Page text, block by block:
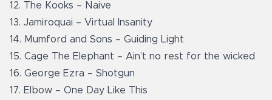
12. The Kooks – Naive
13. Jamiroquai – Virtual Insanity
14. Mumford and Sons – Guiding Light
15. Cage The Elephant – Ain’t no rest for the wicked
16. George Ezra – Shotgun
17. Elbow – One Day Like This